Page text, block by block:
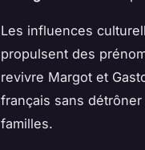
Les influences
propulsent des
revivre Margot et
français sans
familles.